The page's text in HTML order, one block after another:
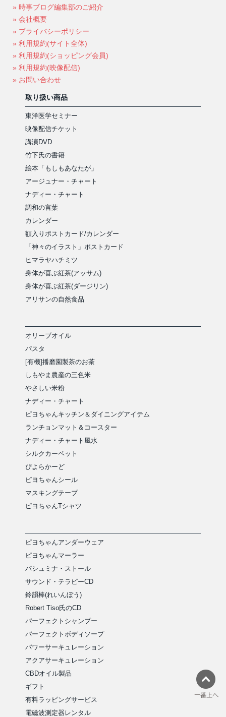
» 時事ブログ編集部のご紹介
» 会社概要
» プライバシーポリシー
» 利用規約(サイト全体)
» 利用規約(ショッピング会員)
» 利用規約(映像配信)
» お問い合わせ
取り扱い商品
東洋医学セミナー
映像配信チケット
講演DVD
竹下氏の書籍
絵本「もしもあなたが」
アージュナー・チャート
ナディー・チャート
調和の言葉
カレンダー
額入りポストカード/カレンダー
「神々のイラスト」ポストカード
ヒマラヤハチミツ
身体が喜ぶ紅茶(アッサム)
身体が喜ぶ紅茶(ダージリン)
アリサンの自然食品
オリーブオイル
パスタ
[有機]播磨園製茶のお茶
しもやま農産の三色米
やさしい米粉
ナディー・チャート
ピヨちゃんキッチン＆ダイニングアイテム
ランチョンマット＆コースター
ナディー・チャート風水
シルクカーペット
ぴよらかーど
ピヨちゃんシール
マスキングテープ
ピヨちゃんTシャツ
ピヨちゃんアンダーウェア
ピヨちゃんマーラー
パシュミナ・ストール
サウンド・テラピーCD
鈴韻棒(れいんぼう)
Robert Tiso氏のCD
パーフェクトシャンプー
パーフェクトボディソープ
パワーサーキュレーション
アクアサーキュレーション
CBDオイル製品
ギフト
有料ラッピングサービス
電磁波測定器レンタル